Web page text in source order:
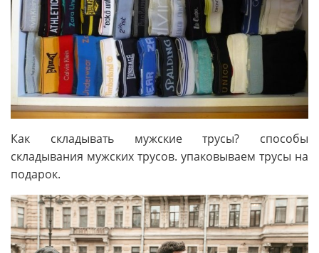
Как складывать мужские трусы? способы
складывания мужских трусов. упаковываем трусы на
подарок.